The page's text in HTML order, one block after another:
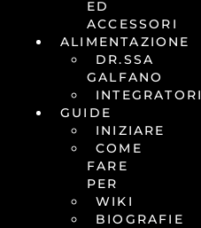
ED
ACCESSORI
ALIMENTAZIONE
DR.SSA
GALFANO
INTEGRATORI
GUIDE
INIZIARE
COME
FARE
PER
WIKI
BIOGRAFIE